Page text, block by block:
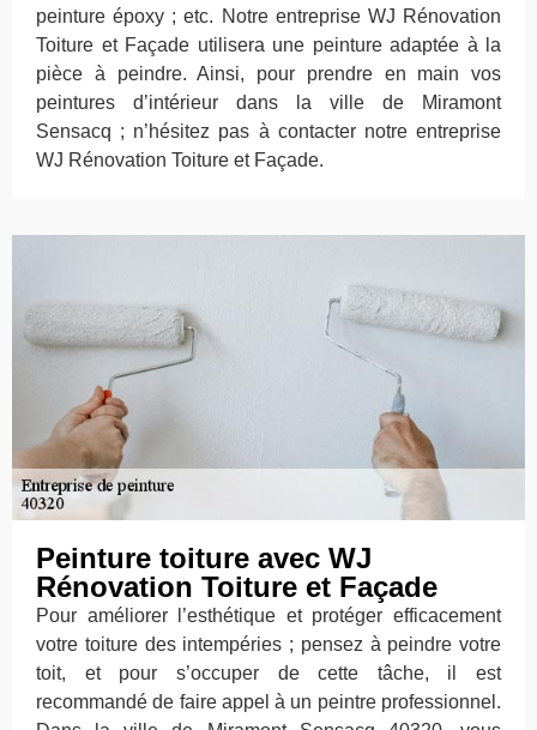
peinture époxy ; etc. Notre entreprise WJ Rénovation
Toiture et Façade utilisera une peinture adaptée à la
pièce à peindre. Ainsi, pour prendre en main vos
peintures d’intérieur dans la ville de Miramont
Sensacq ; n’hésitez pas à contacter notre entreprise
WJ Rénovation Toiture et Façade.
Peinture toiture avec WJ
Rénovation Toiture et Façade
Pour améliorer l’esthétique et protéger efficacement
votre toiture des intempéries ; pensez à peindre votre
toit, et pour s’occuper de cette tâche, il est
recommandé de faire appel à un peintre professionnel.